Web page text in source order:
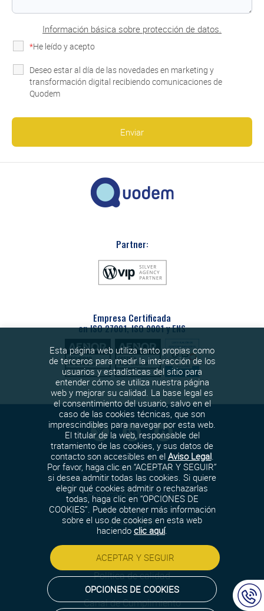
Información básica sobre protección de datos.
He leído y acepto
*
Deseo estar al día de las novedades en marketing y
transformación digital recibiendo comunicaciones de
Quodem
Partner:
Empresa Certificada
en ISO 27001, ISO 9001 y ENS
Política de cookies
Política de Privacidad
Aviso legal
Política de seguridad
Política de calidad
Canal de Cumplimiento
Esta página web utiliza tanto propias como
de terceros para medir la interacción de los
usuarios y estadísticas del sitio para
entender cómo se utiliza nuestra página
web y mejorar su calidad. La base legal es
el consentimiento del usuario, salvo en el
caso de las cookies técnicas, que son
imprescindibles para navegar por esta web.
El titular de la web, responsable del
tratamiento de las cookies, y sus datos de
contacto son accesibles en el Aviso Legal.
Por favor, haga clic en “ACEPTAR Y SEGUIR”
si desea admitir todas las cookies. Si quiere
elegir qué cookies admitir o rechazarlas
todas, haga clic en “OPCIONES DE
COOKIES”. Puede obtener más información
sobre el uso de cookies en esta web
haciendo clic aquí.
ACEPTAR Y SEGUIR
OPCIONES DE COOKIES